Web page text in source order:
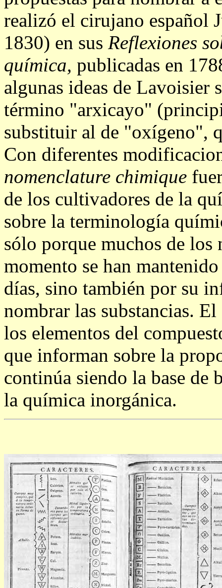
realizó el cirujano español
1830) en sus Reflexiones
química, publicadas en
algunas ideas de Lavoisier
término "arxicayo"
substituir al de "oxígeno",
Con diferentes
nomenclature chimique
de los cultivadores de la
sobre la terminología
sólo porque muchos de los
momento se han
días, sino también por su
nombrar las substancias.
los elementos del
que informan sobre la
continúa siendo la base de
la química inorgánica.